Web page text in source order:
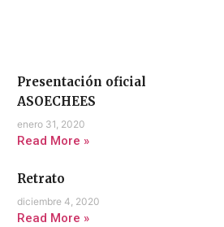
Presentación oficial
ASOECHEES
enero 31, 2020
Read More »
Retrato
diciembre 4, 2020
Read More »